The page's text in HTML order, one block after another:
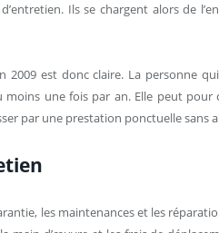
Ils se chargent alors de
2009 est donc claire. La personne
moins une fois par an. Elle peut
par une prestation ponctuelle sans
les maintenances et les